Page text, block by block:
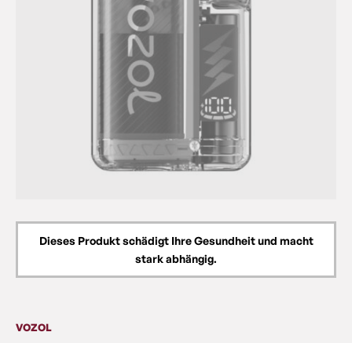
Dieses Produkt schädigt Ihre Gesundheit und macht
stark abhängig.
VOZOL